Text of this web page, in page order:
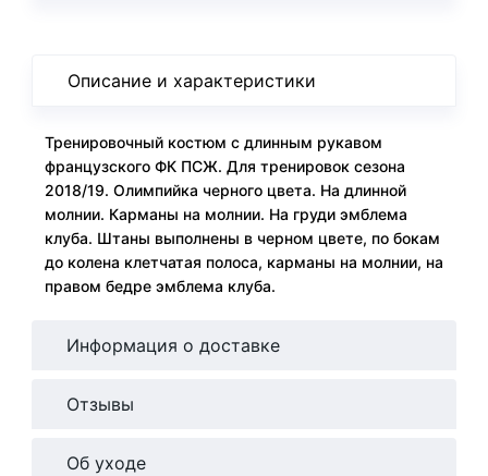
Описание и характеристики
Тренировочный костюм с длинным рукавом
французского ФК ПСЖ. Для тренировок сезона
2018/19. Олимпийка черного цвета. На длинной
молнии. Карманы на молнии. На груди эмблема
клуба. Штаны выполнены в черном цвете, по бокам
до колена клетчатая полоса, карманы на молнии, на
правом бедре эмблема клуба.
Информация о доставке
Отзывы
Об уходе